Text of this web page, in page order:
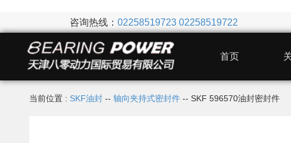
咨询热线： 02258519723 02258519722
首页
当前位置 : SKF油封-- 轴向夹持式密封件-- SKF 596570油封密封件